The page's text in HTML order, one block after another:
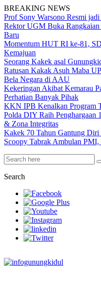
BREAKING NEWS
Prof Sony Warsono Resmi
Rektor UGM Buka
Baru
Momentum HUT RI ke-81,
Kemajuan
Seorang Kakek asal
Ratusan Kakak Asuh Maba
Bela Negara di AAU
Kekeringan Akibat Kemarau
Perhatian Banyak Pihak
KKN IPB Kenalkan Program
Polda DIY Raih Penghargaan
& Zona Integritas
Kakek 70 Tahun Gantung Diri
Scoopy Tabrak Ambulan
Search